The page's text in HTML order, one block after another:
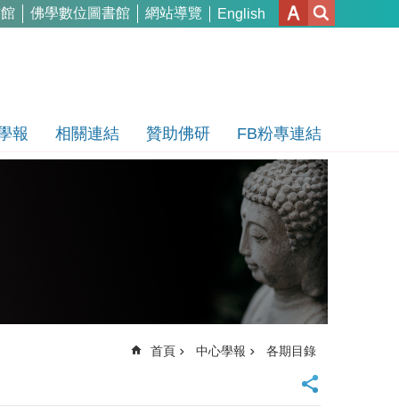
佛學數位圖書館 網站導覽 English
報 相關連結 贊助佛研 FB粉專連結
首頁 中心學報 各期目錄